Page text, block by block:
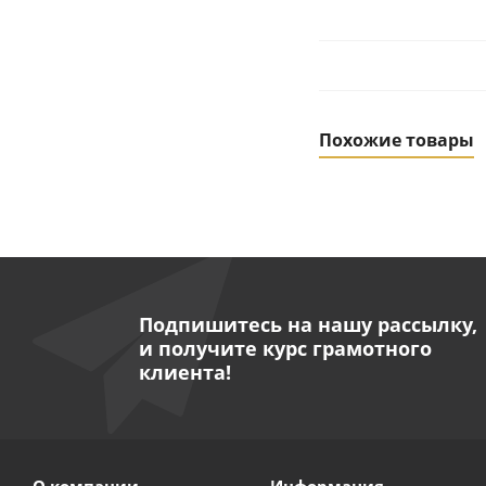
Похожие товары
Подпишитесь на нашу рассылку,
и получите курс грамотного
клиента!